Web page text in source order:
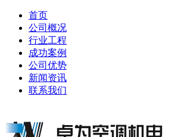
首页
公司概况
行业工程
成功案例
公司优势
新闻资讯
联系我们